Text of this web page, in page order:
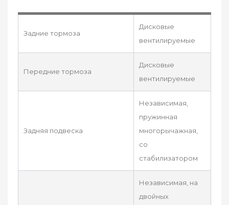
Задние тормоза
Дисковые
вентилируемые
Передние тормоза
Дисковые
вентилируемые
Задняя подвеска
Независимая,
пружинная
многорычажная,
со
стабилизатором
Независимая, на
двойных